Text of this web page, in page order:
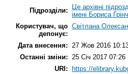
Підрозділи:
Це архівні
імені Бориса
Користувач, що
депонує:
Світлана
Дата внесення: 27 Жов 2016
Останні зміни: 25 Січ 2017 07:26
URI:
https://